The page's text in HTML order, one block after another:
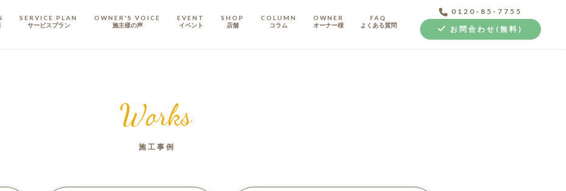
SERVICE PLAN
サービスプラン
OWNER'S VOICE
施主樣の声
EVENT
イベント
SHOP
店舗
COLUMN
コラム
OWNER
オーナー様
FAQ
よくある質問
0120-85-7755
お問合わせ(無料)
Works
施工事例